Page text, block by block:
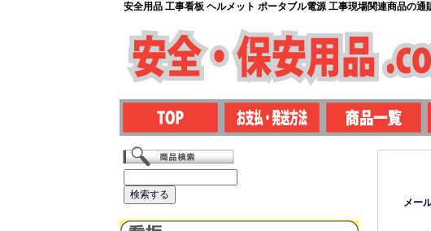
安全用品 工事看板 ヘルメット ポータブル電源 工事現場関連商品の通
メー